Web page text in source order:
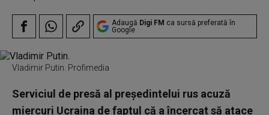
Adaugă Digi FM ca sursă preferată în
Google
Vladimir Putin. Profimedia
Serviciul de presă al preşedintelui rus acuză
miercuri Ucraina de faptul că a încercat să atace